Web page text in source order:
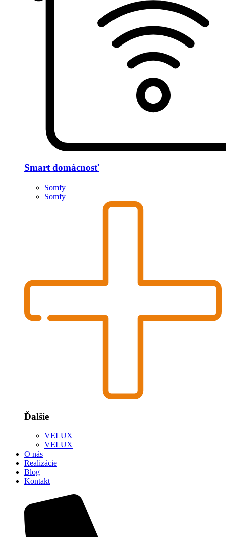
Smart domácnosť
Somfy
Somfy
Ďalšie
VELUX
VELUX
O nás
Realizácie
Blog
Kontakt